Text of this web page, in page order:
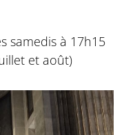
samedis à 17h15
et août)